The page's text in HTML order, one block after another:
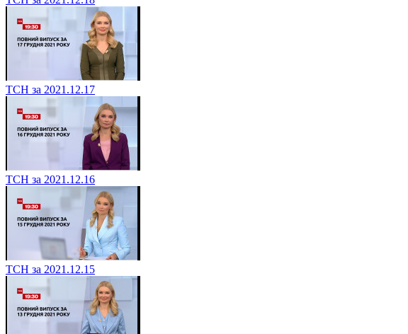
ТСН за 2021.12.17
ТСН за 2021.12.16
ТСН за 2021.12.15